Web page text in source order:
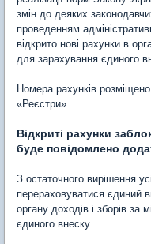
змін до деяких
проведенням
відкрито нові рахунки в
для зарахування єдиного
Номера рахунків
«Реєстри».
Відкриті рахунки
буде повідомлено
З остаточного вирішення
перераховуватися єдиний
органу доходів і зборів за
єдиного внеску.